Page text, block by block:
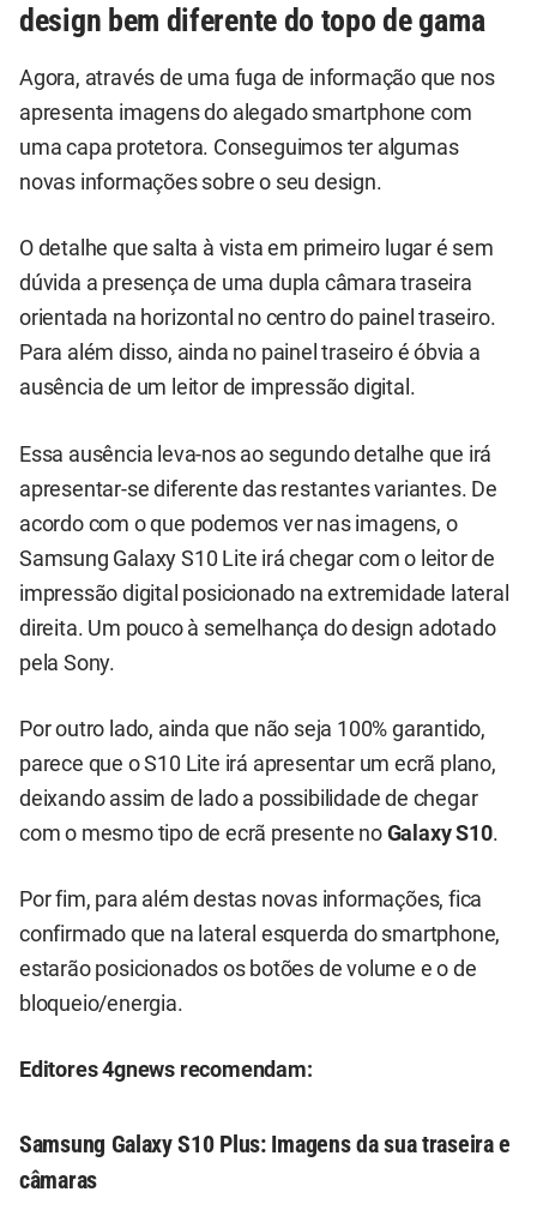
design bem diferente do topo de gama
Agora, através de uma fuga de informação que nos
apresenta imagens do alegado smartphone com
uma capa protetora. Conseguimos ter algumas
novas informações sobre o seu design.
O detalhe que salta à vista em primeiro lugar é sem
dúvida a presença de uma dupla câmara traseira
orientada na horizontal no centro do painel traseiro.
Para além disso, ainda no painel traseiro é óbvia a
ausência de um leitor de impressão digital.
Essa ausência leva-nos ao segundo detalhe que irá
apresentar-se diferente das restantes variantes. De
acordo com o que podemos ver nas imagens, o
Samsung Galaxy S10 Lite irá chegar com o leitor de
impressão digital posicionado na extremidade lateral
direita. Um pouco à semelhança do design adotado
pela Sony.
Por outro lado, ainda que não seja 100% garantido,
parece que o S10 Lite irá apresentar um ecrã plano,
deixando assim de lado a possibilidade de chegar
com o mesmo tipo de ecrã presente no Galaxy S10.
Por fim, para além destas novas informações, fica
confirmado que na lateral esquerda do smartphone,
estarão posicionados os botões de volume e o de
bloqueio/energia.
Editores 4gnews recomendam:
Samsung Galaxy S10 Plus: Imagens da sua traseira e
câmaras